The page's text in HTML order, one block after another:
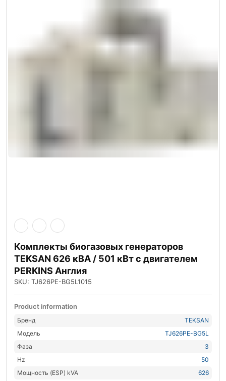
Комплекты биогазовых генераторов
TEKSAN 626 кВА / 501 кВт с двигателем
PERKINS Англия
SKU: TJ626PE-BG5L1015
Product information
Бренд
TEKSAN
Модель
TJ626PE-BG5L
Фаза
3
Hz
50
Мощность (ESP) kVA
626